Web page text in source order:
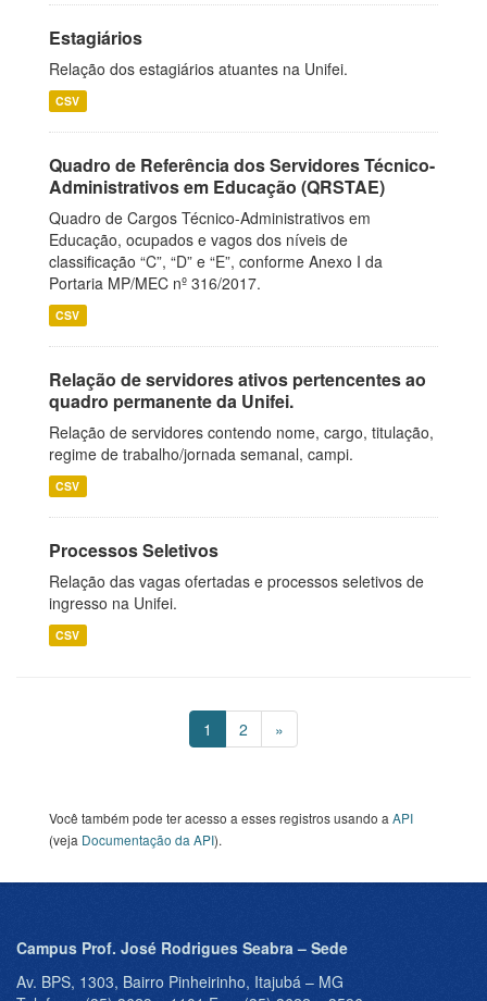
Estagiários
Relação dos estagiários atuantes na Unifei.
CSV
Quadro de Referência dos Servidores Técnico-
Administrativos em Educação (QRSTAE)
Quadro de Cargos Técnico-Administrativos em
Educação, ocupados e vagos dos níveis de
classificação “C”, “D” e “E”, conforme Anexo I da
Portaria MP/MEC nº 316/2017.
CSV
Relação de servidores ativos pertencentes ao
quadro permanente da Unifei.
Relação de servidores contendo nome, cargo, titulação,
regime de trabalho/jornada semanal, campi.
CSV
Processos Seletivos
Relação das vagas ofertadas e processos seletivos de
ingresso na Unifei.
CSV
1 2 »
Você também pode ter acesso a esses registros usando a API
(veja Documentação da API).
Campus Prof. José Rodrigues Seabra – Sede
Av. BPS, 1303, Bairro Pinheirinho, Itajubá – MG